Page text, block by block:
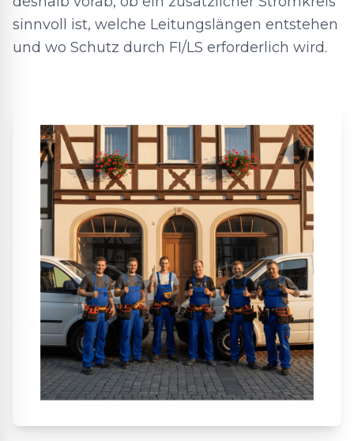
sinnvoll ist, welche Leitungslängen entstehen
und wo Schutz durch FI/LS erforderlich wird.